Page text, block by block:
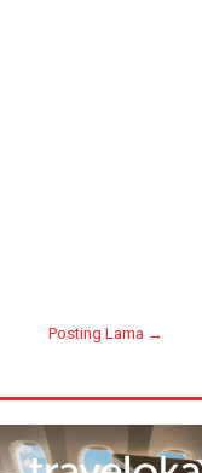
Posting Lama →